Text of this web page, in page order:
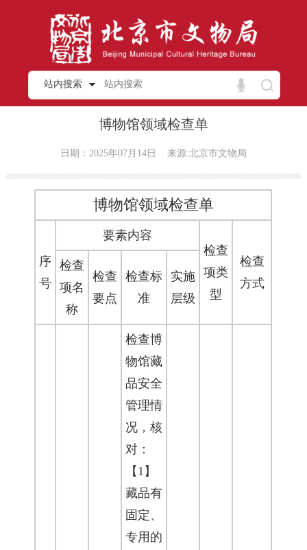
站内搜索
博物馆领域检查单
日期：2025年07月14日 来源:北京市文物局
博物馆领域检查单
序
号
要素内容
检查
项类
型
检查
方式
检查
项名
称
检查
要点
检查标
准
实施
层级
检查博
物馆藏
品安全
管理情
况，核
对：
【1】
藏品有
固定、
专用的